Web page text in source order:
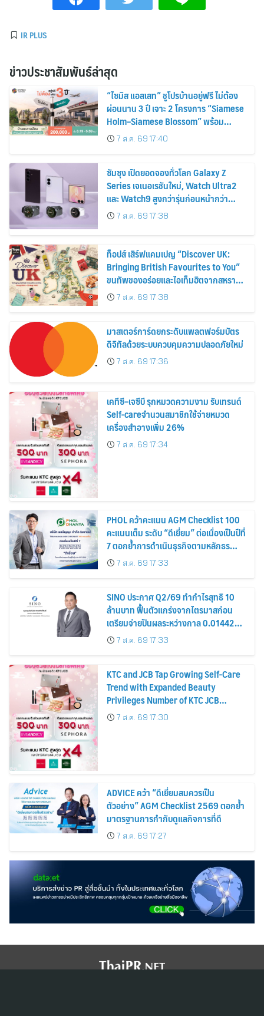
IR PLUS
ข่าวประชาสัมพันธ์ล่าสุด
“ไซมิส แอสเสท” ชูโปรบ้านอยู่ฟรี ไม่ต้อง
ผ่อนนาน 3 ปี เจาะ 2 โครงการ “Siamese
Holm–Siamese Blossom” พร้อม
ส่วนลดและสิทธิพิเศษถึง 31 สิงหาคม
2569
7 ส.ค. 69 17:40
ซัมซุง เปิดยอดจองทั่วโลก Galaxy Z
Series เจเนอเรชันใหม่, Watch Ultra2
และ Watch9 สูงกว่ารุ่นก่อนหน้ากว่า
30%7 ส.ค. 69 17:38
ท็อปส์ เสิร์ฟแคมเปญ “Discover UK:
Bringing British Favourites to You”
ขนทัพของอร่อยและไอเท็มฮิตจากสหราช
อาณาจักร ส่งตรงถึงมือตั้งแต่วันนี้ – 18
สิงหาคมนี้
7 ส.ค. 69 17:38
มาสเตอร์การ์ดยกระดับแพลตฟอร์มบัตร
ดิจิทัลด้วยระบบควบคุมความปลอดภัยใหม่
7 ส.ค. 69 17:36
เคทีซี–เจซีบี รุกหมวดความงาม รับเทรนด์
Self-careจำนวนสมาชิกใช้จ่ายหมวด
เครื่องสำอางเพิ่ม 26%
7 ส.ค. 69 17:34
PHOL คว้าคะแนน AGM Checklist 100
คะแนนเต็ม ระดับ “ดีเยี่ยม” ต่อเนื่องเป็นปีที่
7 ตอกย้ำการดำเนินธุรกิจตามหลักธร
รมาภิบาล โปร่งใส สร้างความเชื่อมั่นผู้ถือ
หุ้น
7 ส.ค. 69 17:33
SINO ประกาศ Q2/69 ทำกำไรสุทธิ 10
ล้านบาท ฟื้นตัวแกร่งจากไตรมาสก่อน
เตรียมจ่ายปันผลระหว่างกาล 0.014423
บาทต่อหุ้น ครึ่งปีหลังมุ่งเติบโตต่อเนื่อง
7 ส.ค. 69 17:33
KTC and JCB Tap Growing Self-Care
Trend with Expanded Beauty
Privileges Number of KTC JCB
Cardmembers Spending on
Cosmetics Rises 26%
7 ส.ค. 69 17:30
ADVICE คว้า “ดีเยี่ยมสมควรเป็น
ตัวอย่าง” AGM Checklist 2569 ตอกย้ำ
มาตรฐานการกำกับดูแลกิจการที่ดี
7 ส.ค. 69 17:27